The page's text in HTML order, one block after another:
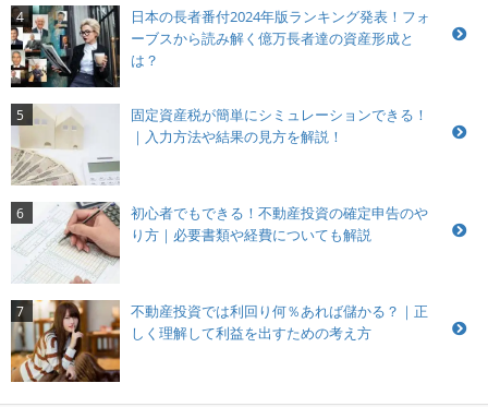
4
日本の長者番付2024年版ランキング発表！フォ
ーブスから読み解く億万長者達の資産形成と
は？
5
固定資産税が簡単にシミュレーションできる！
｜入力方法や結果の見方を解説！
6
初心者でもできる！不動産投資の確定申告のや
り方｜必要書類や経費についても解説
7
不動産投資では利回り何％あれば儲かる？｜正
しく理解して利益を出すための考え方